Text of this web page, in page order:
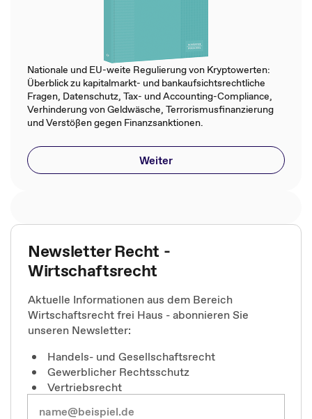
Nationale und EU-weite Regulierung von Kryptowerten:
Überblick zu kapitalmarkt- und bankaufsichtsrechtliche
Fragen, Datenschutz, Tax- und Accounting-Compliance,
Verhinderung von Geldwäsche, Terrorismusfinanzierung
und Verstößen gegen Finanzsanktionen​.​
Weiter
Newsletter Recht -
Wirtschaftsrecht
Aktuelle Informationen aus dem Bereich
Wirtschaftsrecht frei Haus - abonnieren Sie
unseren Newsletter:
Handels- und Gesellschaftsrecht
Gewerblicher Rechtsschutz
Vertriebsrecht